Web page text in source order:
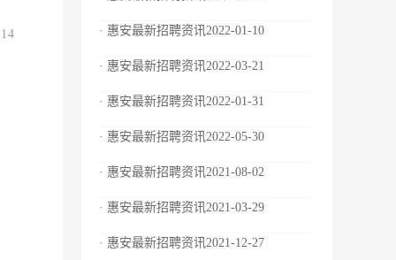
· 惠安最新招聘资讯2022-01-10
· 惠安最新招聘资讯2022-03-21
· 惠安最新招聘资讯2022-01-31
· 惠安最新招聘资讯2022-05-30
· 惠安最新招聘资讯2021-08-02
· 惠安最新招聘资讯2021-03-29
· 惠安最新招聘资讯2021-12-27